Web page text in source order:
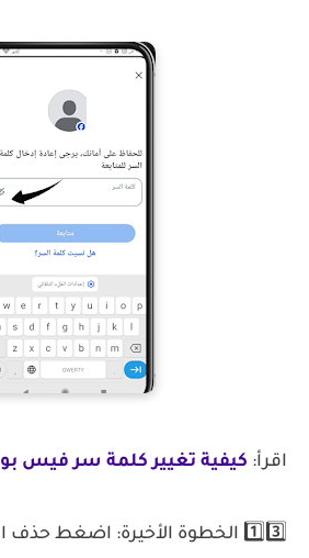
اقرأ: كيفية تغيير كلمة سر فيس
1️⃣3️⃣ الخطوة الأخيرة: اضغط حذف الحساب